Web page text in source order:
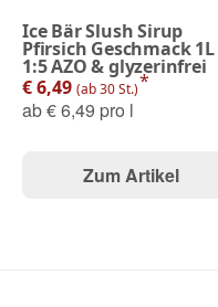
Ice Bär Slush Sirup
Pfirsich Geschmack 1L
1:5 AZO & glyzerinfrei
€ 6,49 (ab 30 St.)*
ab€ 6,49 pro l
Zum Artikel